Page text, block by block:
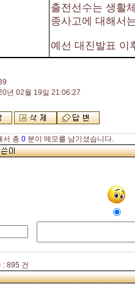
출전선수는 생활
종사고에 대해서
예선 대진발표 이
년 02월 19일 21:06:27
서 총 0 분이 메모를 남기셨습니다.
: 895 건